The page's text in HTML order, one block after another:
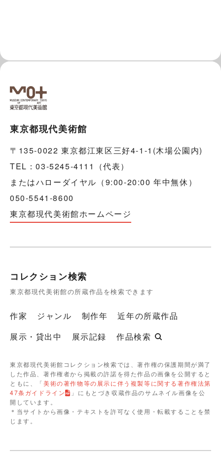
東京都現代美術館
〒135-0022 東京都江東区三好4-1-1(木場公園内)
TEL：03-5245-4111（代表）
またはハローダイヤル（9:00-20:00 年中無休）
050-5541-8600
東京都現代美術館ホームページ
コレクション検索
東京都現代美術館の所蔵作品を検索できます
作家 ジャンル 制作年
近年の所蔵作品
展示・貸出中
展示記録 作品検索
東京都現代美術館コレクション検索では、著作権の保護期間が満了
した作品、著作権者から掲載の許諾を得た作品の画像を公開すると
ともに、「美術の著作物等の展示に伴う複製等に関する著作権法第
47条ガイドライン
」にもとづき収蔵作品のサムネイル画像を公
開しています。
＊当サイトから画像・テキストを許可なく使用・転載することを禁
じます。